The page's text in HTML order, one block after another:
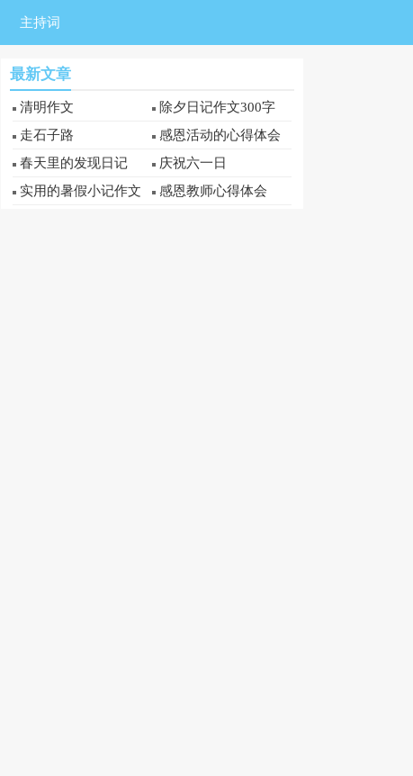
主持词
最新文章
清明作文
除夕日记作文300字
走石子路
感恩活动的心得体会
春天里的发现日记
庆祝六一日
实用的暑假小记作文
感恩教师心得体会